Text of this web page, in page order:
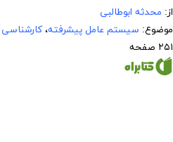
از: محدثه ابوطالبی
موضوع: سیستم عامل پیشرفته، کارشناسی
۲۵۱ صفحه